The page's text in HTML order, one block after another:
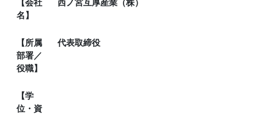
【会社
名】
西ノ宮互厚産業（株）
【所属
部署／
役職】
代表取締役
【学
位・資